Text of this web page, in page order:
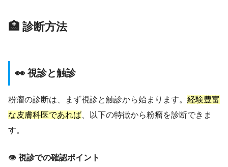
🏥 診断方法
👀 視診と触診
粉瘤の診断は、まず視診と触診から始まります。 経験豊富
な皮膚科医であれば 、以下の特徴から粉瘤を診断できま
す。
👁️ 視診での確認ポイント